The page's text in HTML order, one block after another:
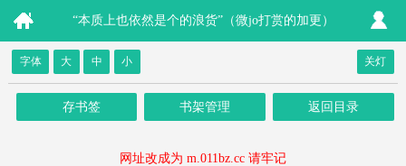
“本质上也依然是个的浪货”（微jo打赏的加更）
字体 大 中 小 关灯
存书签 书架管理 返回目录
网址改成为 m.011bz.cc 请牢记